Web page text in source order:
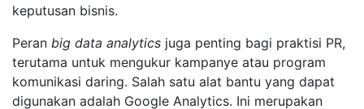
keputusan bisnis.
Peran big data analytics juga penting bagi praktisi PR,
terutama untuk mengukur kampanye atau program
komunikasi daring. Salah satu alat bantu yang dapat
digunakan adalah Google Analytics. Ini merupakan